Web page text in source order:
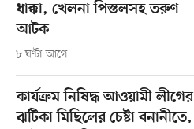
ধাক্কা, খেলনা পিস্তলসহ তরুণ
আটক
৮ ঘণ্টা আগে
কার্যক্রম নিষিদ্ধ আওয়ামী লীগের
ঝটিকা মিছিলের চেষ্টা বনানীতে,